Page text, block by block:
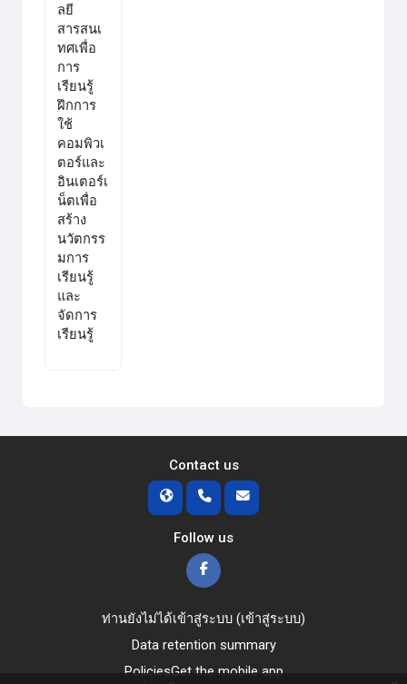
ลยี
สารสนเ
ทศเพื่อ
การ
เรียนรู้
ฝึกการ
ใช้
คอมพิวเ
ตอร์และ
อินเตอร์เ
น็ตเพื่อ
สร้าง
นวัตกรร
มการ
เรียนรู้
และ
จัดการ
เรียนรู้
Contact us
Follow us
ท่านยังไม่ได้เข้าสู่ระบบ (เข้าสู่ระบบ)
Data retention summary
PoliciesGet the mobile app